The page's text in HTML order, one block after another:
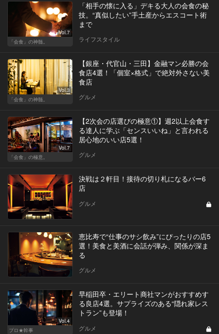
Vol.7
「会食」の神髄。
「相手の懐に入る」デキる大人の会食の秘
技。“真似したい”手土産からエスコート術
まで
ライフスタイル
Vol.3
「会食」の神髄。
【銀座・代官山・三田】金融マン必勝の会
食店4選！「個室×格式」で絶対外さない美
食店
グルメ
Vol.7
「会食」の極意。
【2次会の店選びの極意①】週2以上会食す
る達人に学ぶ「センスいいね」と言われる
居心地のいい店5選！
グルメ
決戦は２軒目！接待の切り札になるバー6
店
グルメ
恵比寿で“仕事のサシ飲み”にぴったりの店5
選！美食と美酒に会話が弾み、関係が深ま
る
グルメ
Vol.4
プロ★幹事
早稲田卒・エリート商社マンがおすすめす
る良店4選。サプライズのある“隠れ家レス
トラン”も登場！
グルメ